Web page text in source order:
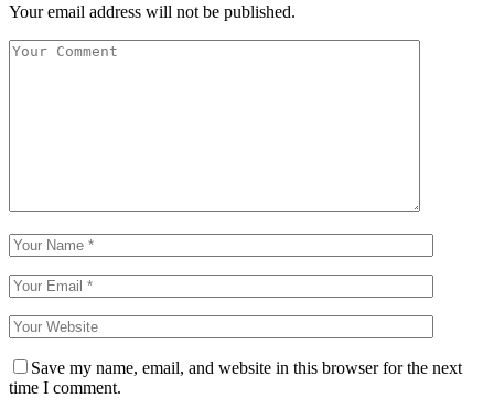
Your email address will not be published.
Save my name, email, and website in this browser for the next
time I comment.